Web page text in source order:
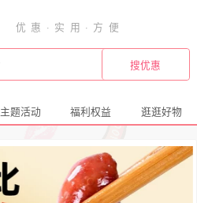
主题活动 福利权益 逛逛好物